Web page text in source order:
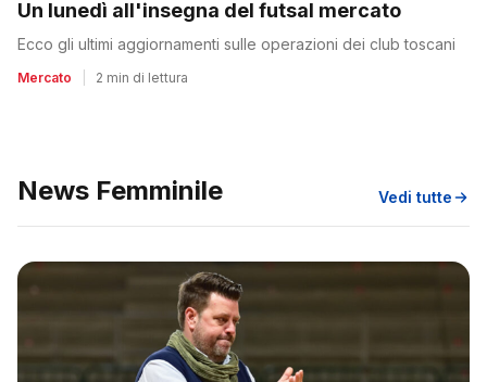
Un lunedì all'insegna del futsal mercato
Ecco gli ultimi aggiornamenti sulle operazioni dei club toscani
Mercato 2 min di lettura
News Femminile Vedi tutte